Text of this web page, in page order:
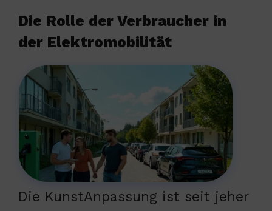
Die Rolle der Verbraucher in
der Elektromobilität
Die KunstAnpassung ist seit jeher